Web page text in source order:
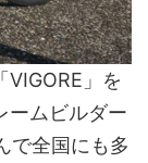
」を
ームビルダー
で全国にも多